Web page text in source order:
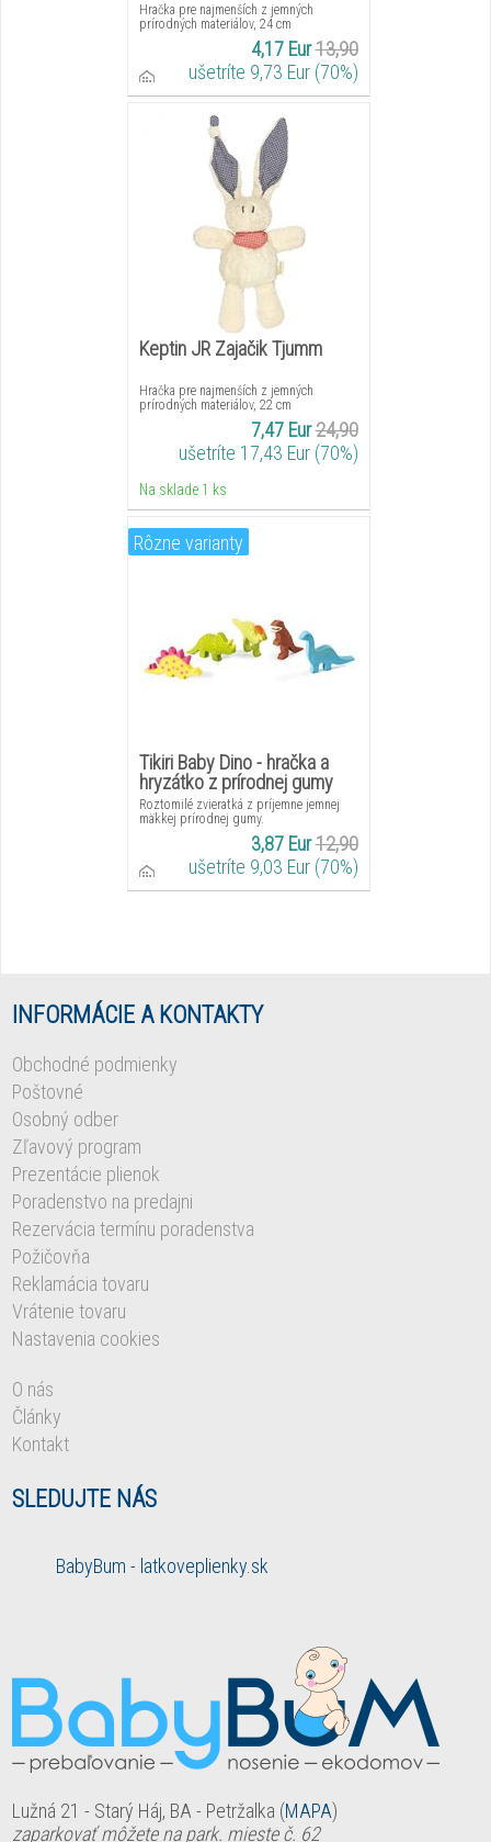
Hračka pre najmenších z jemných
prírodných materiálov, 24 cm
4,17 Eur13,90
ušetríte 9,73 Eur (70%)
Keptin JR Zajačik Tjumm
Hračka pre najmenších z jemných
prírodných materiálov, 22 cm
7,47 Eur24,90
ušetríte 17,43 Eur (70%)
Na sklade 1 ks
Rôzne varianty
Tikiri Baby Dino - hračka a
hryzátko z prírodnej gumy
Roztomilé zvieratká z príjemne jemnej
mäkkej prírodnej gumy.
3,87 Eur12,90
ušetríte 9,03 Eur (70%)
INFORMÁCIE A KONTAKTY
Obchodné podmienky
Poštovné
Osobný odber
Zľavový program
Prezentácie plienok
Poradenstvo na predajni
Rezervácia termínu poradenstva
Požičovňa
Reklamácia tovaru
Vrátenie tovaru
Nastavenia cookies
O nás
Články
Kontakt
SLEDUJTE NÁS
BabyBum - latkoveplienky.sk
Lužná 21 - Starý Háj, BA - Petržalka (MAPA)
zaparkovať môžete na park. mieste č. 62